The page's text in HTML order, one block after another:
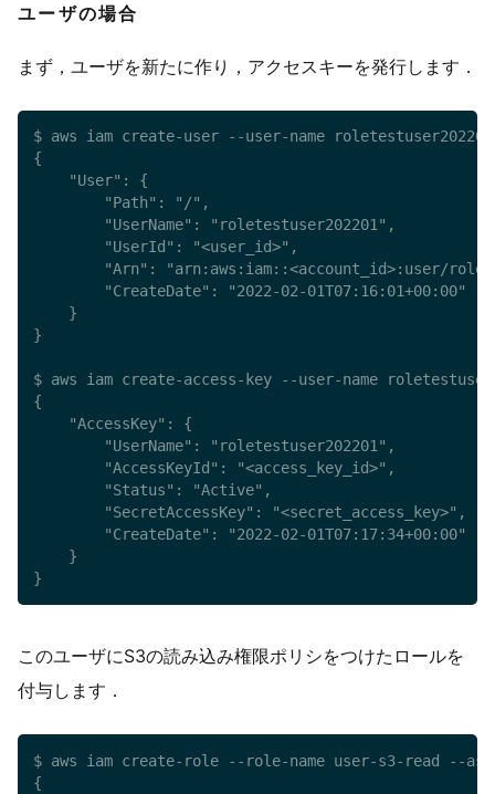
ユーザの場合
まず，ユーザを新たに作り，アクセスキーを発行します．
$ aws iam create-user --user-name roletestuser202201
{
    "User": {
        "Path": "/",
        "UserName": "roletestuser202201",
        "UserId": "<user_id>",
"Arn": "arn:aws:iam::<account_id>:user/
        "CreateDate": "2022-02-01T07:16:01+00:00"
    }
}
$ aws iam create-access-key --user-name
{
    "AccessKey": {
        "UserName": "roletestuser202201",
        "AccessKeyId": "<access_key_id>",
        "Status": "Active",
        "SecretAccessKey": "<secret_access_key>",
        "CreateDate": "2022-02-01T07:17:34+00:00"
    }
}
このユーザにS3の読み込み権限ポリシをつけたロールを
付与します．
$ aws iam create-role --role-name user-s3-read --
{